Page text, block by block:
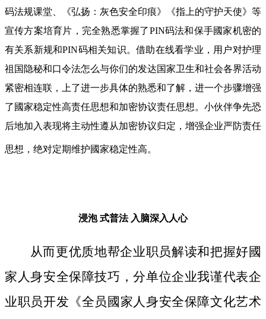
码法规课堂、《弘扬：灰色安全印痕》《指上的守护天使》等
宣传方案培育片，完全熟悉掌握了PIN码法和保手國家机密的
有关系新规和PIN码相关知识。借助在线看学业，用户对护理
祖国隐秘和口令法怎么与你们的发达国家卫生和社会各界活动
紧密相连联，上了进一步具体的熟悉和了解，进一个步骤增强
了國家稳定性高责任思想和加密协议责任思想。小伙伴争先恐
后地加入表现将主动性遵从加密协议归定，增强企业严防责任
思想，绝对定期维护國家稳定性高。
浸泡 式普法 入脑深入人心
从而更优质地帮企业职员解读和把握好國
家人身安全保障技巧，分单位企业我谨代表企
业职员开发《全员國家人身安全保障文化艺术